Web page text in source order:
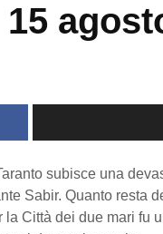
subisce una
Sabir. Quanto resta
Città dei due mari fu